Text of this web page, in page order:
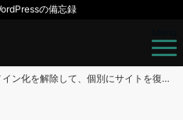
の備忘録
WordPressのマルチドメイン化を解除して、個別にサイトを復元する決心をした話（2）サーバーの引越